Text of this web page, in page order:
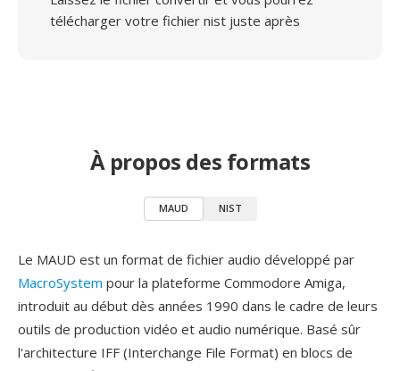
télécharger votre fichier nist juste après
À propos des formats
MAUD NIST
Le MAUD est un format de fichier audio développé par
MacroSystem pour la plateforme Commodore Amiga,
introduit au début dès années 1990 dans le cadre de leurs
outils de production vidéo et audio numérique. Basé sûr
l'architecture IFF (Interchange File Format) en blocs de